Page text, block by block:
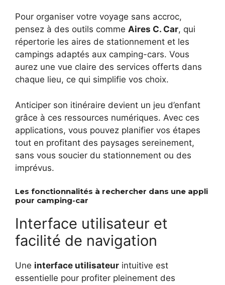
Pour organiser votre voyage sans accroc,
pensez à des outils comme Aires C. Car, qui
répertorie les aires de stationnement et les
campings adaptés aux camping-cars. Vous
aurez une vue claire des services offerts dans
chaque lieu, ce qui simplifie vos choix.
Anticiper son itinéraire devient un jeu d’enfant
grâce à ces ressources numériques. Avec ces
applications, vous pouvez planifier vos étapes
tout en profitant des paysages sereinement,
sans vous soucier du stationnement ou des
imprévus.
Les fonctionnalités à rechercher dans une appli
pour camping-car
Interface utilisateur et
facilité de navigation
Une interface utilisateur intuitive est
essentielle pour profiter pleinement des